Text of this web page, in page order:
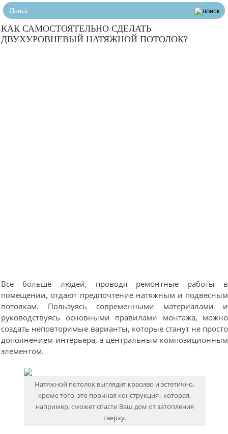
КАК САМОСТОЯТЕЛЬНО СДЕЛАТЬ
ДВУХУРОВНЕВЫЙ НАТЯЖНОЙ ПОТОЛОК?
Все больше людей, проводя ремонтные работы в
помещении, отдают предпочтение натяжным и подвесным
потолкам. Пользуясь современными материалами и
руководствуясь основными правилами монтажа, можно
создать неповторимые варианты, которые станут не просто
дополнением интерьера, а центральным композиционным
элементом.
Натяжной потолок выглядит красиво и эстетично,
кроме того, это прочная конструкция , которая,
например, сможет спасти Ваш дом от затопления
сверху.